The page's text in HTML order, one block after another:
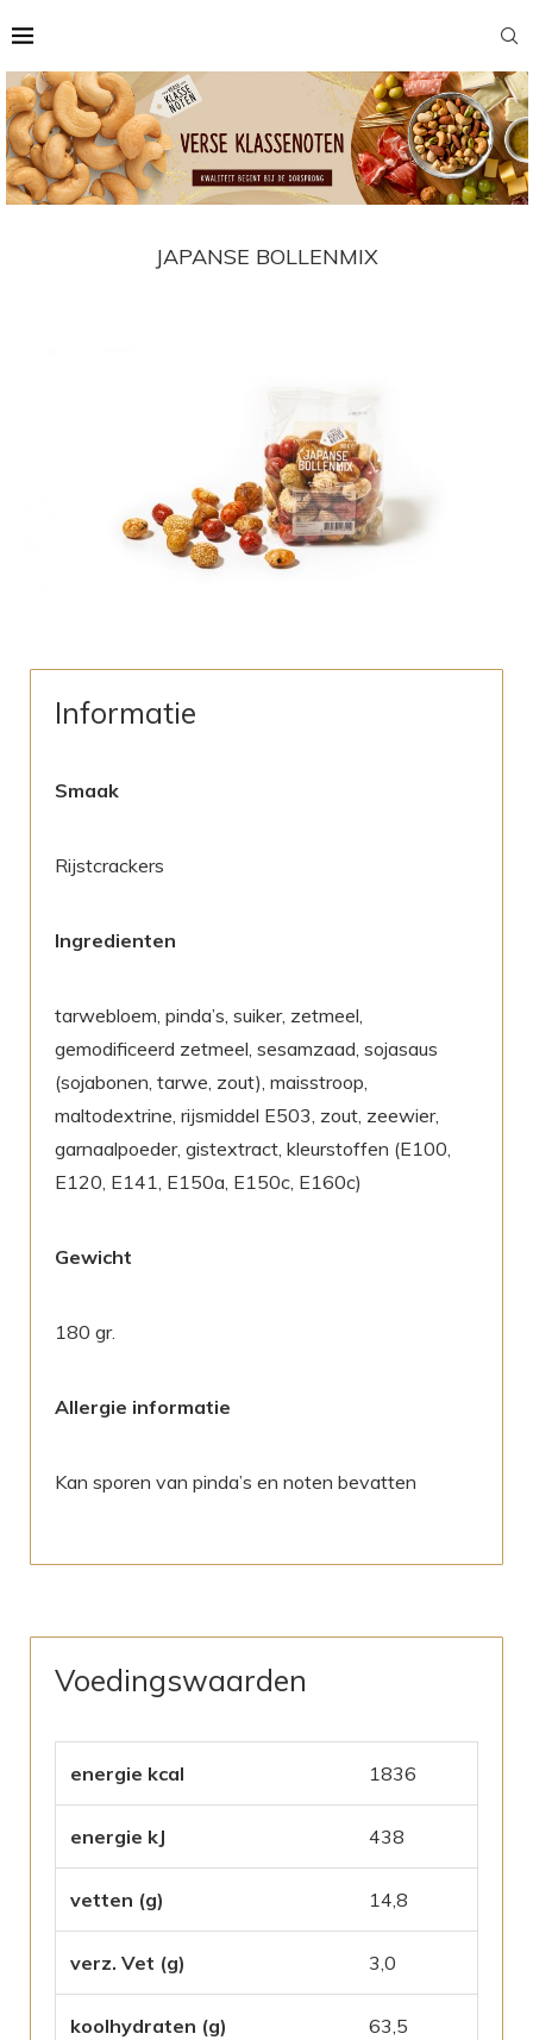
JAPANSE BOLLENMIX
Informatie
Smaak
Rijstcrackers
Ingredienten
tarwebloem, pinda’s, suiker, zetmeel,
gemodificeerd zetmeel, sesamzaad, sojasaus
(sojabonen, tarwe, zout), maisstroop,
maltodextrine, rijsmiddel E503, zout, zeewier,
garnaalpoeder, gistextract, kleurstoffen (E100,
E120, E141, E150a, E150c, E160c)
Gewicht
180 gr.
Allergie informatie
Kan sporen van pinda’s en noten bevatten
Voedingswaarden
energie kcal 1836
energie kJ 438
vetten (g) 14,8
verz. Vet (g) 3,0
koolhydraten (g) 63,5